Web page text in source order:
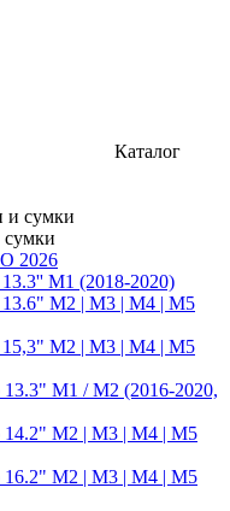
Каталог
сумки
2026
M1 (2018-2020)
M2 | M3 | M4 | M5
M2 | M3 | M4 | M5
M1 / M2 (2016-2020,
14.2" M2 | M3 | M4 | M5
16.2" M2 | M3 | M4 | M5